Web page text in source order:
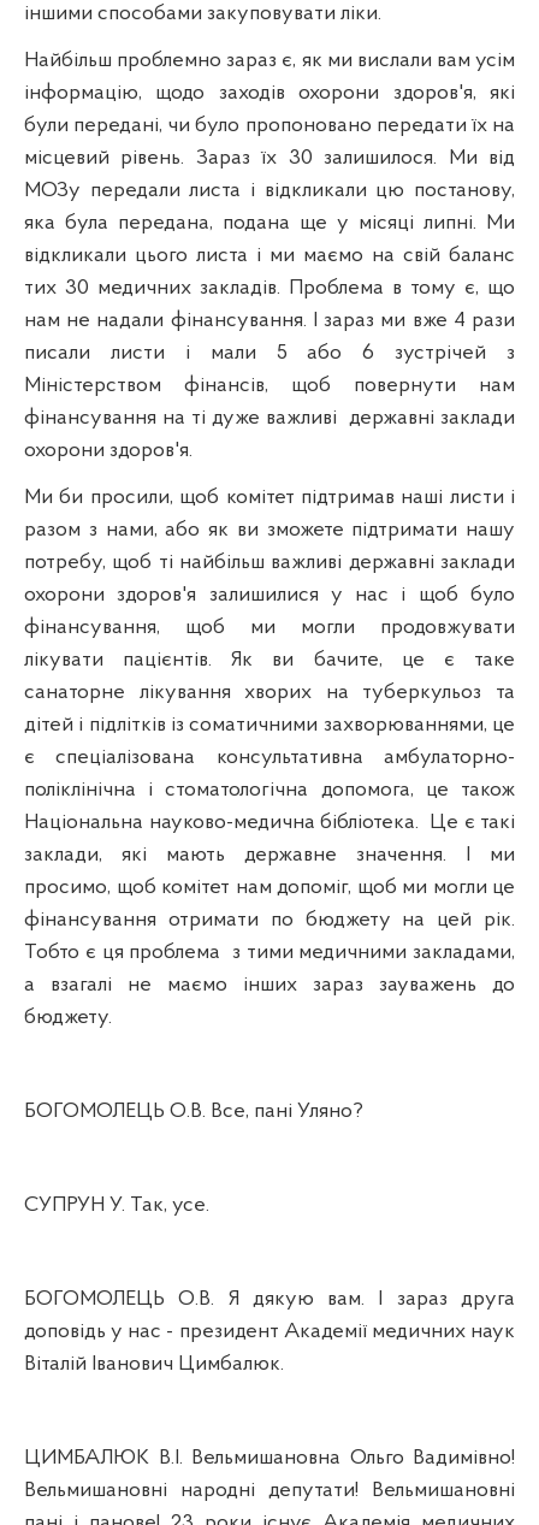
іншими способами закуповувати ліки.
Найбільш проблемно зараз є, як ми вислали вам усім
інформацію, щодо заходів охорони здоров'я, які
були передані, чи було пропоновано передати їх на
місцевий рівень. Зараз їх 30 залишилося. Ми від
МОЗу передали листа і відкликали цю постанову,
яка була передана, подана ще у місяці липні. Ми
відкликали цього листа і ми маємо на свій баланс
тих 30 медичних закладів. Проблема в тому є, що
нам не надали фінансування. І зараз ми вже 4 рази
писали листи і мали 5 або 6 зустрічей з
Міністерством фінансів, щоб повернути нам
фінансування на ті дуже важливі державні заклади
охорони здоров'я.
Ми би просили, щоб комітет підтримав наші листи і
разом з нами, або як ви зможете підтримати нашу
потребу, щоб ті найбільш важливі державні заклади
охорони здоров'я залишилися у нас і щоб було
фінансування, щоб ми могли продовжувати
лікувати пацієнтів. Як ви бачите, це є таке
санаторне лікування хворих на туберкульоз та
дітей і підлітків із соматичними захворюваннями, це
є спеціалізована консультативна амбулаторно-
поліклінічна і стоматологічна допомога, це також
Національна науково-медична бібліотека.
Це є такі
заклади, які мають державне значення. І ми
просимо, щоб комітет нам допоміг, щоб ми могли це
фінансування отримати по бюджету на цей рік.
Тобто є ця проблема з тими медичними закладами,
а взагалі не маємо інших зараз зауважень до
бюджету.
БОГОМОЛЕЦЬ О.В. Все, пані Уляно?
СУПРУН У. Так, усе.
БОГОМОЛЕЦЬ О.В. Я дякую вам. І зараз друга
доповідь у нас - президент Академії медичних наук
Віталій Іванович Цимбалюк.
ЦИМБАЛЮК В.І. Вельмишановна Ольго Вадимівно!
Вельмишановні народні депутати! Вельмишановні